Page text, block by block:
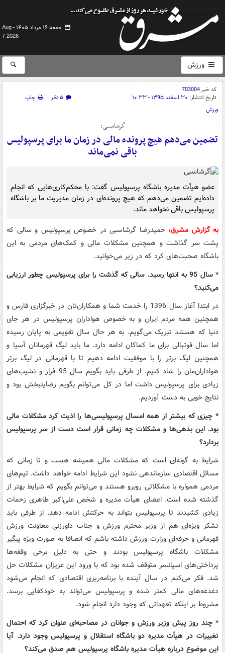
جمعه ۱۶ مرداد ۱۴۰۵ -
Aug
7 2026
ورزش
کد خبر703004
تاریخ انتشار: ۳۰ اسفند ۱۳۹۵ - ۱۰:۳۳ ۵ نظر
چاپ
ورزش
گرشاسبی:
تضمین می‌دهم هیچ پرونده‌ مالی در زمان ما برای پرسپولیس
باقی نمی‌ماند
عضو هیأت مدیره باشگاه پرسپولیس گفت: با محکم‌کاری‌هایی که انجام
داده‌ایم تضمین می‌دهم که هیچ پرونده‌ای در زمان مدیریت ما بر باشگاه
پرسپولیس باقی نخواهد ماند.
به گزارش مشرق،حمیدرضا گرشاسبی در خصوص پرسپولیس و سالی که
پشت سر گذاشت و همچنین مشکلات مالی و کمک‌های مردمی به این
باشگاه صحبت‌های کرد که در زیر می‌خوانید.
* سال 95 به انتها رسید. سالی که گذشت را برای پرسپولیس چطور ارزیابی
می‌کنید؟
در ابتدا آغاز سال 1396 را خدمت شما و همکاران‌تان در خبرگزاری فارس و
همچنین همه مردم ایران و به خصوص هواداران پرسپولیس در هر جای
دنیا که هستند تبریک می‌گویم. به هر حال سال تقویمی به پایان رسیده
اما سال فوتبالی برای ما کماکان ادامه دارد. ما باید لیگ قهرمانان آسیا و
همچنین لیگ برتر را با موفقیت ادامه دهیم تا با قهرمانی در لیگ برتر
هواداران‌مان را شاد کنیم. از طرفی باید بگویم سال 95 فراز و نشیب‌های
زیادی برای پرسپولیس داشت اما در کل می‌توانم بگویم رضایتبخش بود و
نتایج خوبی به دست آوردیم.
* چیزی که بیشتر از همه امسال پرسپولیسی‌ها را اذیت کرد مشکلات مالی
بود. این بدهی‌ها و مشکلات چه زمانی قرار است دست از سر پرسپولیس
بردارد؟
شرایط به گونه‌ای است که مشکلات مالی همیشه هست و تا زمانی که
مسائل اقتصادی سازماندهی نشود این شرایط ادامه خواهد داشت. تیم‌های
مردمی همواره با مشکلاتی روبرو هستند و می‌توانم بگویم که شرایط بهتر از
گذشته شده است. اعضای هیأت مدیره و شخص علی‌اکبر طاهری زحمات
زیادی کشیدند تا پرسپولیس بتواند به حرکتش ادامه دهد. از طرفی باید
تشکر ویژه‌ای هم از وزیر محترم ورزش و جناب داورزنی معاونت ورزش
قهرمانی و حرفه‌ای وزارت ورزش داشته باشم که انصافا به صورت ویژه پیگیر
مشکلات باشگاه پرسپولیس بودند و حتی به دلیل برخی وقفه‌ها
پرداختی‌های اسپانسر متوقف شده بود که با ورود این عزیزان مشکلات حل
شد. فکر می‌کنم در سال آینده با برنامه‌ریزی اقتصادی که انجام می‌شود
دغدغه‌های مالی کمتر شده و پرسپولیس می‌تواند به خودکفایی برسد.
مشروط بر اینکه تعهداتی که وجود دارد انجام شود.
* چند روز پیش وزیر ورزش و جوانان در مصاحبه‌ای عنوان کرد که احتمال
تغییرات در هیأت مدیره دو باشگاه استقلال و پرسپولیس وجود دارد. آیا
این موضوع درباره هیأت مدیره باشگاه پرسپولیس هم صدق می‌کند؟